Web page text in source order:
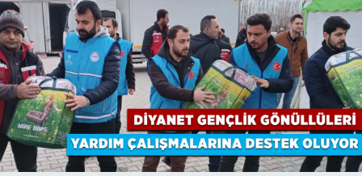
Ardahan Müftülüğü
Artvin Müftülüğü
Aydın Müftülüğü
Balıkesir Müftülüğü
Kudüs
Kurban
Mukabele
Peygamberimizin Hayatı
Hutbeler
DİYANET AKADEMİ
DİYANET GENÇLİK
DİYANET RADYO/TV